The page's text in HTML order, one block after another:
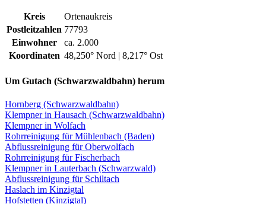
Schonach im Schwarzwald
Schenkenzell
Ursachen und Folgen
Abhilfe bei einem verstopften Abflussrohr
Ursachen für einen verstopften Abfluss, die eine Abflussreinigung in
Gutach erst notwendig machen.
So sind bei Küchenspülen mit Kaffeesatz, Speiseresten und Fett die
Hauptgründe zu finden, die einen Abfluss durch die Rohre
einschränken. Auch Rückstände von Chemikalien im Abflussrohr
können das Abfließen im Laufe der Zeit verlangsamen. Im
Badezimmer hat man es meistens mit Textilien, Katzenstreu oder